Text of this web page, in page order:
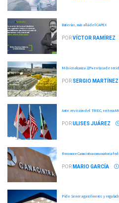
Baterías, más allá del CAPEX
PORVÍCTOR RAMÍREZ
México alcanza 22% en tasa de
POR SERGIO MARTÍNEZ
Ante revisión del TMEC, reitera
PORULISES JUÁREZ
Reconoce Canacintra convocatoria
POR MARIO GARCÍA
Pide Sener a gasolineros y